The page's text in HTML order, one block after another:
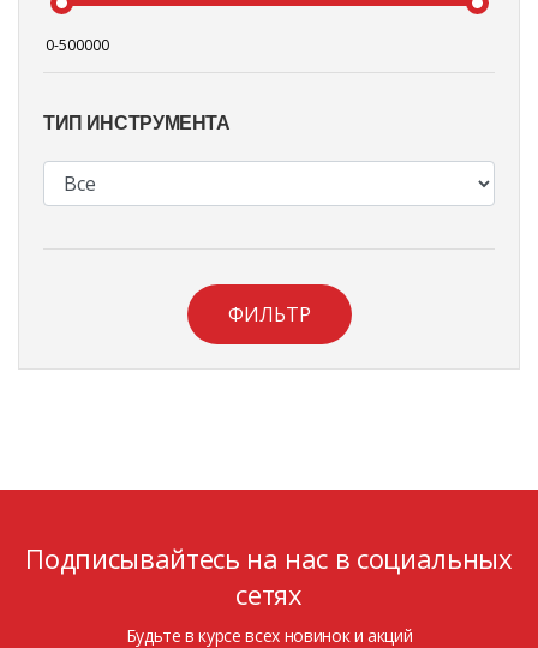
ТИП ИНСТРУМЕНТА
ФИЛЬТР
Подписывайтесь на нас в социальных
сетях
Будьте в курсе всех новинок и акций